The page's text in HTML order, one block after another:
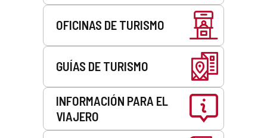
OFICINAS DE TURISMO
GUÍAS DE TURISMO
INFORMACIÓN PARA EL
VIAJERO